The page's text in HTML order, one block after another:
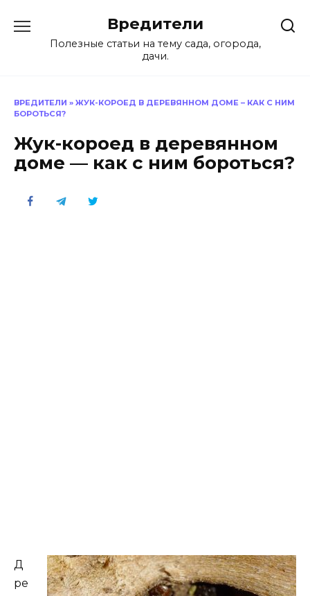
содержанию
Вредители
Полезные статьи на тему сада, огорода,
дачи.
ВРЕДИТЕЛИ » ЖУК-КОРОЕД В ДЕРЕВЯННОМ ДОМЕ – КАК С НИМ
БОРОТЬСЯ?
Жук-короед в деревянном
доме — как с ним бороться?
Д
ре